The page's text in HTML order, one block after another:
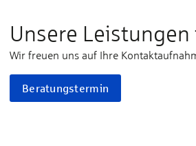
Unsere Leistungen
Wir freuen uns auf Ihre
Beratungstermin